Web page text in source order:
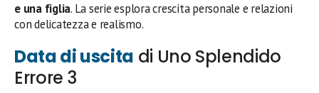
e una figlia. La serie esplora crescita personale e relazioni
con delicatezza e realismo.
Data di uscita di Uno Splendido
Errore 3